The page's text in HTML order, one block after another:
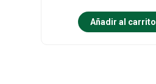
Añadir al carrito